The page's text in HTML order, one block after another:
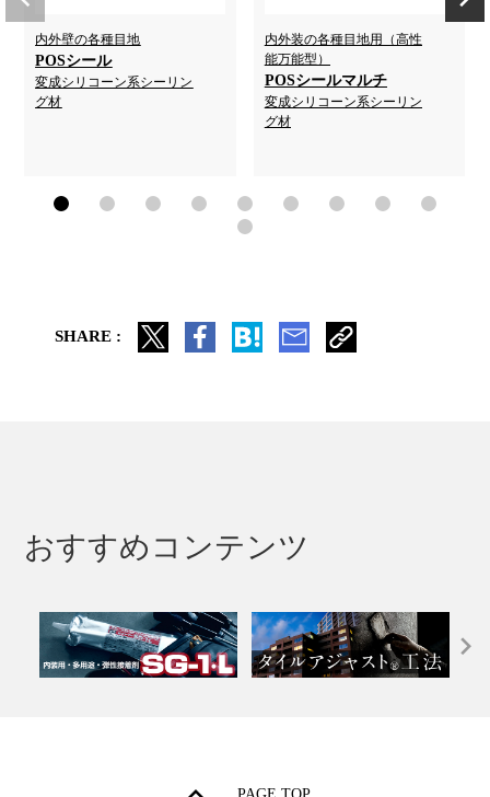
内外壁の各種目地
POSシール
変成シリコーン系シーリン
グ材
内外装の各種目地用（高性
能万能型）
POSシールマルチ
変成シリコーン系シーリン
グ材
SHARE :
おすすめコンテンツ